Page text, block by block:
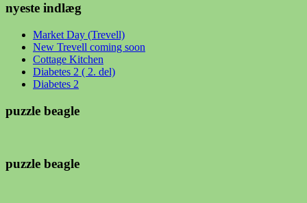
nyeste indlæg
Market Day (Trevell)
New Trevell coming soon
Cottage Kitchen
Diabetes 2 ( 2. del)
Diabetes 2
puzzle beagle
puzzle beagle